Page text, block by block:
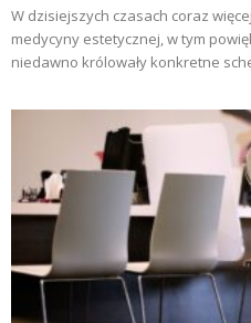
W dzisiejszych czasach coraz
medycyny estetycznej, w tym
niedawno królowały konkretne